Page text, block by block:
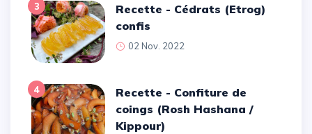
3
Recette - Cédrats (Etrog)
confis
02 Nov. 2022
4
Recette - Confiture de
coings (Rosh Hashana /
Kippour)